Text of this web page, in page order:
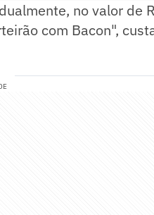
no valor de
com Bacon",